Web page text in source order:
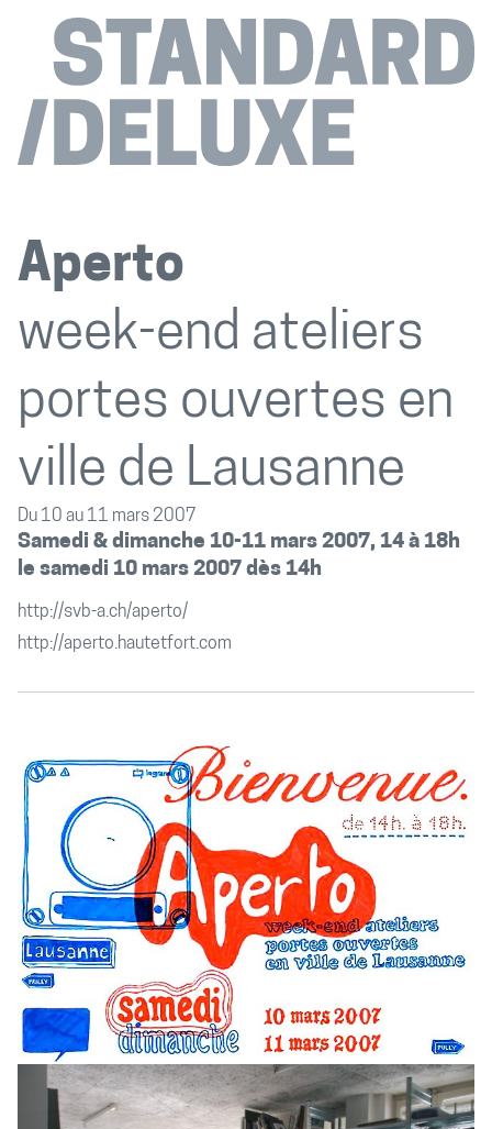
Aperto
week-end ateliers
portes ouvertes en
ville de Lausanne
Du 10 au 11 mars 2007
Samedi & dimanche 10-11 mars 2007, 14 à 18h
le samedi 10 mars 2007 dès 14h
http://svb-a.ch/aperto/
http://aperto.hautetfort.com